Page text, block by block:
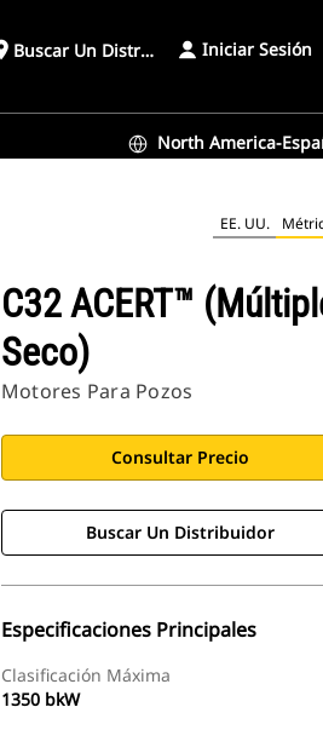
Buscar Un Distribuidor Iniciar Sesión
North America-
EE. UU.
C32 ACERT™
Seco)
Motores Para Pozos
Consultar Precio
Buscar Un Distribuidor
Especificaciones Principales
Clasificación Máxima
1350 bkW